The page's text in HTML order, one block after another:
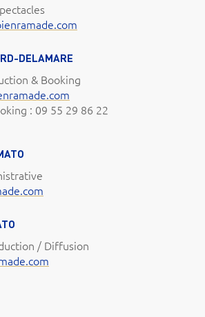
DELAMARE
& Booking
: 09 55 29 86 22
/ Diffusion